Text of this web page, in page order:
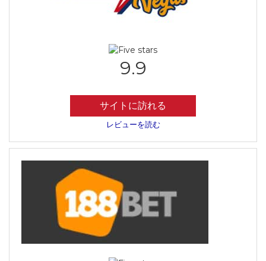
9.9
サイトに訪れる
レビューを読む